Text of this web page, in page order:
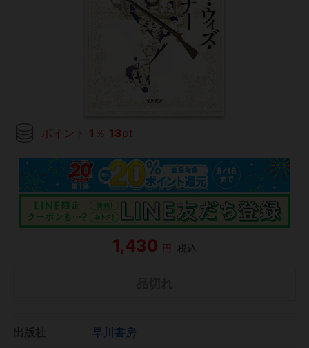
ポイント 1 ％ 13pt
1,430 円 税込
早川書房